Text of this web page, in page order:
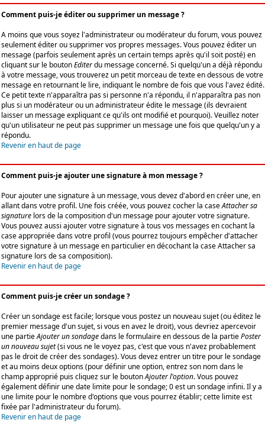
Comment puis-je éditer ou supprimer un message ?
A moins que vous soyez l'administrateur ou modérateur du forum, vous pouvez
seulement éditer ou supprimer vos propres messages. Vous pouvez éditer un
message (parfois seulement après un certain temps après qu'il soit posté) en
cliquant sur le boutonEditerdu message concerné. Si quelqu'un a déjà répondu
à votre message, vous trouverez un petit morceau de texte en dessous de votre
message en retournant le lire, indiquant le nombre de fois que vous l'avez édité.
Ce petit texte n'apparaîtra pas si personne n'a répondu, il n'apparaîtra pas non
plus si un modérateur ou un administrateur édite le message (ils devraient
laisser un message expliquant ce qu'ils ont modifié et pourquoi). Veuillez noter
qu'un utilisateur ne peut pas supprimer un message une fois que quelqu'un y a
répondu.
Revenir en haut de page
Comment puis-je ajouter une signature à mon message ?
Pour ajouter une signature à un message, vous devez d'abord en créer une, en
allant dans votre profil. Une fois créée, vous pouvez cocher la caseAttacher sa
signature lors de la composition d'un message pour ajouter votre signature.
Vous pouvez aussi ajouter votre signature à tous vos messages en cochant la
case appropriée dans votre profil (vous pourrez toujours empêcher d'attacher
votre signature à un message en particulier en décochant la case Attacher sa
signature lors de sa composition).
Revenir en haut de page
Comment puis-je créer un sondage ?
Créer un sondage est facile; lorsque vous postez un nouveau sujet (ou éditez le
premier message d'un sujet, si vous en avez le droit), vous devriez apercevoir
une partieAjouter un sondagedans le formulaire en dessous de la partiePoster
un nouveau sujet(si vous ne le voyez pas, c'est que vous n'avez probablement
pas le droit de créer des sondages). Vous devez entrer un titre pour le sondage
et au moins deux options (pour définir une option, entrez son nom dans le
champ approprié puis cliquez sur le boutonAjouter l'option. Vous pouvez
également définir une date limite pour le sondage; 0 est un sondage infini. Il y a
une limite pour le nombre d'options que vous pourrez établir; cette limite est
fixée par l'administrateur du forum).
Revenir en haut de page